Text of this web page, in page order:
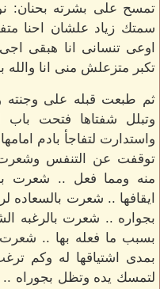
تمسح على بشرته بحنان:
سمتك زياد علشان احنا
اوعى تنسانى انا هبقى
تكبر متزعلش منى انا
ثم طبعت قبله على وجنته
وتبلل شفتاها فتحت باب
واستدارت لتفاجأ بادم
توقفت عن التنفس
منه ومما فعل .. شعرت
ايقافها .. شعرت بالسعاده
بجواره .. شعرت بالرغبه
بسبب ما فعله بها ..
بمدى اشتياقها له وكم
لتمسك يده وتظل بجوراه ..